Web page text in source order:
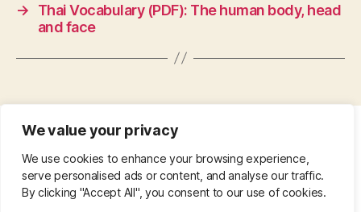
We value your privacy
We use cookies to enhance your browsing experience,
serve personalised ads or content, and analyse our traffic.
By clicking "Accept All", you consent to our use of cookies.
→
Thai Vocabulary (PDF): The human body, head
and face
CONTACT •ABOUT•PRIVACY POLICY
COPYRIGHT •PINTEREST